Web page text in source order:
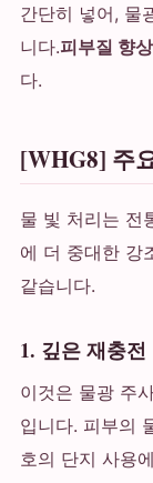
간단히 넣어, 물
니다.피부질 향
다.
[WHG8] 주
물 빛 처리는 전
에 더 중대한 강
같습니다.
1. 깊은 재충전
이것은 물광 주
입니다. 피부의
호의 단지 사용